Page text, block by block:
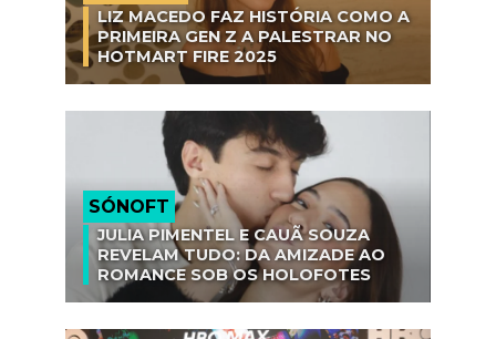
LIZ MACEDO FAZ HISTÓRIA COMO A
PRIMEIRA GEN Z A PALESTRAR NO
HOTMART FIRE 2025
SÓNOFT
JULIA PIMENTEL E CAUÃ SOUZA
REVELAM TUDO: DA AMIZADE AO
ROMANCE SOB OS HOLOFOTES